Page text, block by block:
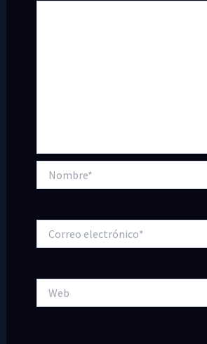
electrónico*